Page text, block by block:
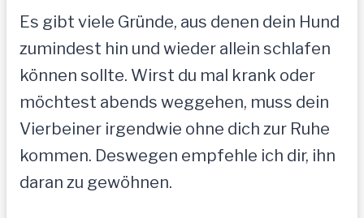
Es gibt viele Gründe, aus denen dein Hund
zumindest hin und wieder allein schlafen
können sollte. Wirst du mal krank oder
möchtest abends weggehen, muss dein
Vierbeiner irgendwie ohne dich zur Ruhe
kommen. Deswegen empfehle ich dir, ihn
daran zu gewöhnen.